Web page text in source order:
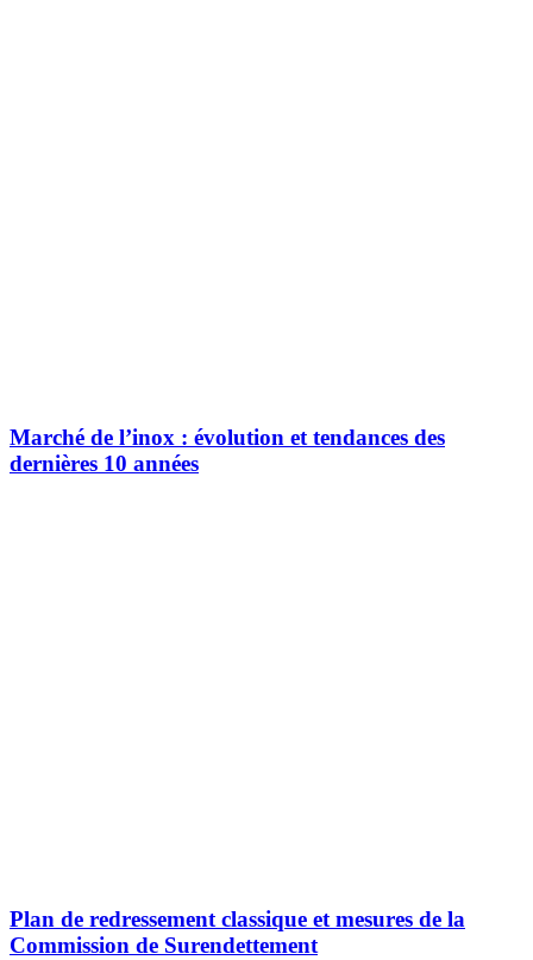
Marché de l’inox : évolution et tendances des
dernières 10 années
Plan de redressement classique et mesures de la
Commission de Surendettement